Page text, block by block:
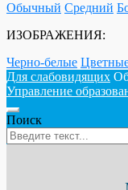
Обычный Средний
ИЗОБРАЖЕНИЯ:
Черно-белые
Для слабовидящих
Управление
Поиск